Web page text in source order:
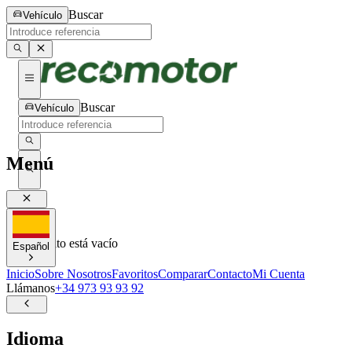
Vehículo Buscar
Vehículo Buscar
0
Tu carrito está vacío
Menú
Español
InicioSobre NosotrosFavoritosCompararContactoMi Cuenta
Llámanos+34 973 93 93 92
Idioma